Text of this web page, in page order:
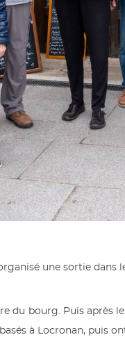
une sortie dans
du bourg. Puis après
à Locronan, puis